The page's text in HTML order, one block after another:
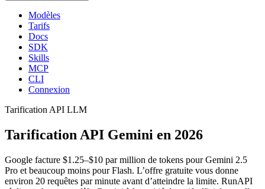
Modèles
Tarifs
Docs
SDK
Skills
MCP
CLI
Connexion
Tarification API LLM
Tarification API Gemini en 2026
Google facture $1.25–$10 par million de tokens pour Gemini 2.5
Pro et beaucoup moins pour Flash. L’offre gratuite vous donne
environ 20 requêtes par minute avant d’atteindre la limite. RunAPI